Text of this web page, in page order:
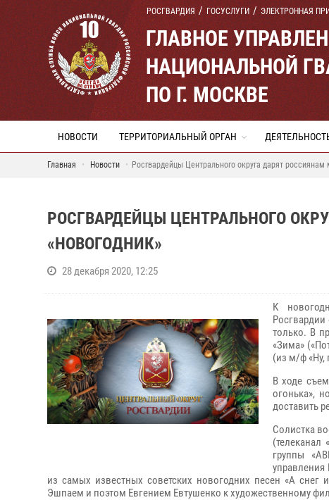
РОСГВАРДИЯ ГОСУСЛУГИ ЭЛЕКТРОННАЯ
ГЛАВНОЕ
НАЦИОНАЛЬНОЙ
ПО Г. МОСКВЕ
НОВОСТИ ТЕРРИТОРИАЛЬНЫЙ ОРГАН
Главная Новости Росгвардейцы Центрального округа дарят
РОСГВАРДЕЙЦЫ ЦЕНТРАЛЬНОГО
«НОВОГОДНИК»
28 декабря 2020, 12:25
К
только. В
«Зима»
(из м/ф «Ну,
В ходе
огонька»,
доставить
Солистка
(телеканал
группы
управления
из самых известных советских новогодних песен «А снег
Эшпаем и поэтом Евгением Евтушенко к художественному